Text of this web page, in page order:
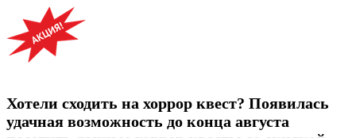
Хотели сходить на хоррор квест? Появилась
удачная возможность до конца августа